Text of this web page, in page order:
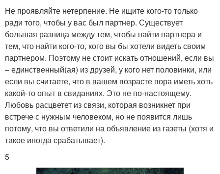
Не проявляйте нетерпение. Не ищите кого-то только
ради того, чтобы у вас был партнер. Существует
большая разница между тем, чтобы найти партнера и
тем, что найти кого-то, кого вы бы хотели видеть своим
партнером. Поэтому не стоит искать отношений, если вы
– единственный(ая) из друзей, у кого нет половинки, или
если вы считаете, что в вашем возрасте пора иметь хоть
какой-то опыт в свиданиях. Это не по-настоящему.
Любовь расцветет из связи, которая возникнет при
встрече с нужным человеком, но не появится лишь
потому, что вы ответили на объявление из газеты (хотя и
такое иногда срабатывает).
5